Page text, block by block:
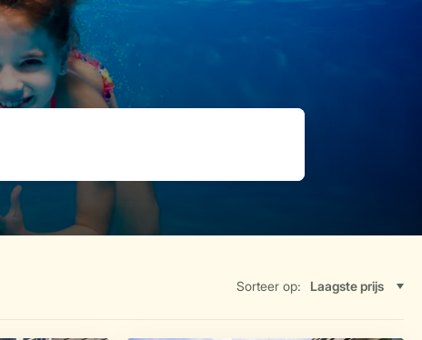
Sorteer op: